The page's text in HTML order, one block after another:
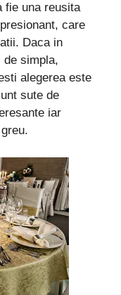
fie una reusita
care
Daca in
de simpla,
alegerea este
sute de
iar